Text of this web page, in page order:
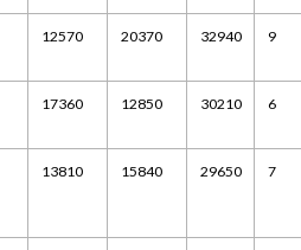
12570 20370 32940 9
17360 12850 30210 6
13810 15840 29650 7